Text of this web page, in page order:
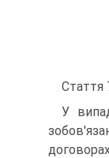
Стаття
У